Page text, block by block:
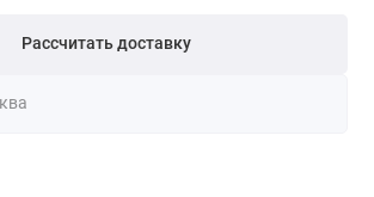
Рассчитать доставку